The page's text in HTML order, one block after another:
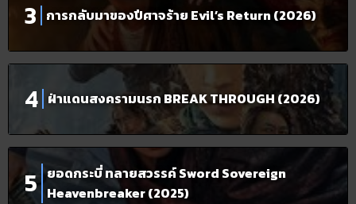
การกลับมาของปีศาจร้าย Evil’s Return (2026)
ฝ่าแดนสงครามนรก BREAK THROUGH (2026)
ยอดกระบี่ ทลายสวรรค์ Sword Sovereign
Heavenbreaker (2025)